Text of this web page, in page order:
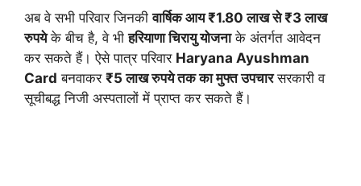
अब वे सभी परिवार जिनकीवार्षिक आय ₹1.80 लाख से ₹3 लाख
रुपयेके बीच है, वे भीहरियाणा चिरायु योजनाके अंतर्गत आवेदन
कर सकते हैं। ऐसे पात्र परिवार Haryana Ayushman
Card बनवाकर ₹5 लाख रुपये तक का मुफ्त उपचारसरकारी व
सूचीबद्ध निजी अस्पतालों में प्राप्त कर सकते हैं।